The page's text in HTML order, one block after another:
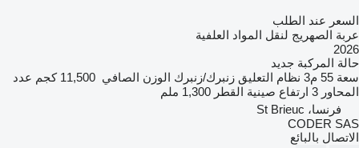
السعر عند الطلب
عربة الصهريج لنقل المواد العلفية
2026
حالة المركبة جديد
سعة 55 م3 نظام التعليق زنبرك/زنبرك الوزن الصافي 11,500 كجم
عدد
المحاور 3 ارتفاع صينية القطر 1,300 ملم
فرنسا، St Brieuc
CODER SAS
الاتصال بالبائع